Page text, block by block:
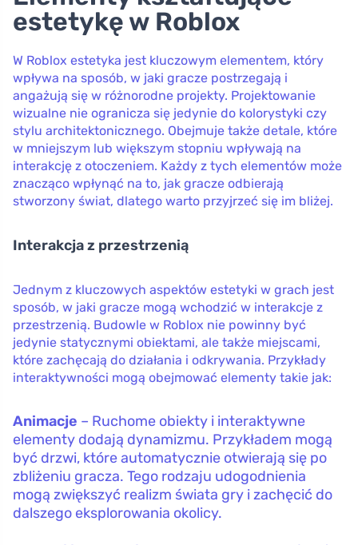
estetykę w Roblox
W Roblox estetyka jest kluczowym elementem, który
wpływa na sposób, w jaki gracze postrzegają i
angażują się w różnorodne projekty. Projektowanie
wizualne nie ogranicza się jedynie do kolorystyki czy
stylu architektonicznego. Obejmuje także detale, które
w mniejszym lub większym stopniu wpływają na
interakcję z otoczeniem. Każdy z tych elementów może
znacząco wpłynąć na to, jak gracze odbierają
stworzony świat, dlatego warto przyjrzeć się im bliżej.
Interakcja z przestrzenią
Jednym z kluczowych aspektów estetyki w grach jest
sposób, w jaki gracze mogą wchodzić w interakcje z
przestrzenią. Budowle w Roblox nie powinny być
jedynie statycznymi obiektami, ale także miejscami,
które zachęcają do działania i odkrywania. Przykłady
interaktywności mogą obejmować elementy takie jak:
Animacje – Ruchome obiekty i interaktywne
elementy dodają dynamizmu. Przykładem mogą
być drzwi, które automatycznie otwierają się po
zbliżeniu gracza. Tego rodzaju udogodnienia
mogą zwiększyć realizm świata gry i zachęcić do
dalszego eksplorowania okolicy.